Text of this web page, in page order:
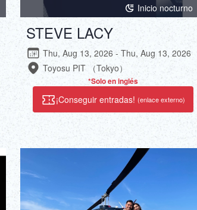
Inicio nocturno
STEVE LACY
Thu, Aug 13, 2026 - Thu, Aug 13, 2026
Toyosu PIT （Tokyo）
*Solo en inglés
¡Conseguir entradas! (enlace externo)